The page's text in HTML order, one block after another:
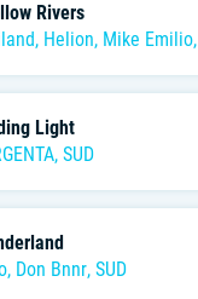
Rivers
, Helion, Mike Emilio,
Light
, SUD
, Don Bnnr, SUD